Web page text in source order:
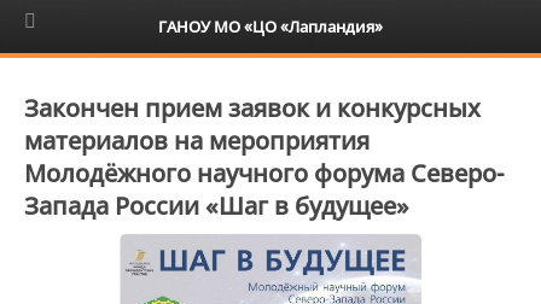
6+
Закончен прием заявок и конкурсных
материалов на мероприятия
Молодёжного научного форума Северо-
Запада России «Шаг в будущее»
ГАНОУ МО «ЦО «Лапландия»